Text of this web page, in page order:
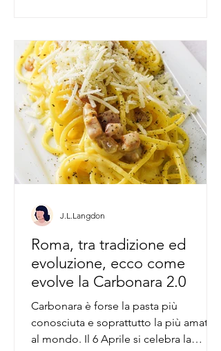
Roma, tra tradizione ed
evoluzione, ecco come
evolve la Carbonara 2.0
Carbonara è forse la pasta più
conosciuta e soprattutto la più amata
al mondo. Il 6 Aprile si celebra la
J.L.Langdon